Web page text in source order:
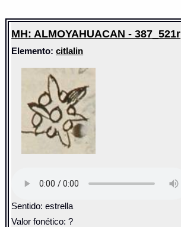
MH: ALMOYAHUACAN - 387_521r
Elemento:citlalin
Sentido: estrella
Valor fonético: ?